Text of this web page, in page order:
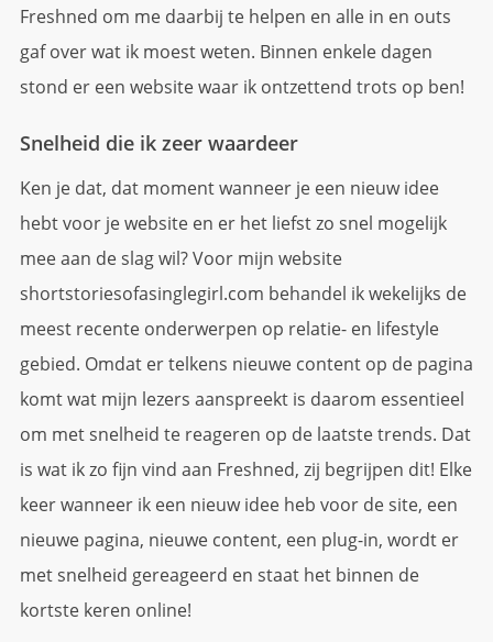
Freshned om me daarbij te helpen en alle in en outs
gaf over wat ik moest weten. Binnen enkele dagen
stond er een website waar ik ontzettend trots op ben!
Snelheid die ik zeer waardeer
Ken je dat, dat moment wanneer je een nieuw idee
hebt voor je website en er het liefst zo snel mogelijk
mee aan de slag wil? Voor mijn website
shortstoriesofasinglegirl.com behandel ik wekelijks de
meest recente onderwerpen op relatie- en lifestyle
gebied. Omdat er telkens nieuwe content op de pagina
komt wat mijn lezers aanspreekt is daarom essentieel
om met snelheid te reageren op de laatste trends. Dat
is wat ik zo fijn vind aan Freshned, zij begrijpen dit! Elke
keer wanneer ik een nieuw idee heb voor de site, een
nieuwe pagina, nieuwe content, een plug-in, wordt er
met snelheid gereageerd en staat het binnen de
kortste keren online!